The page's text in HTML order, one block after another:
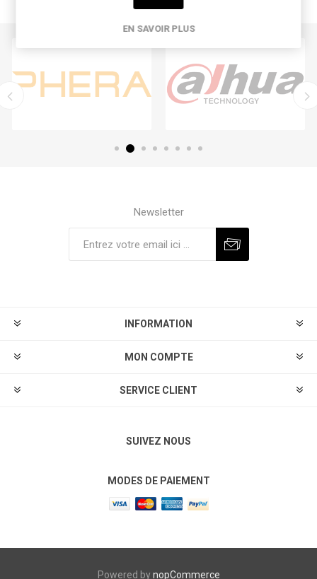
Newsletter
INFORMATION
MON COMPTE
SERVICE CLIENT
SUIVEZ NOUS
MODES DE PAIEMENT
Powered bynopCommerce
EN SAVOIR PLUS